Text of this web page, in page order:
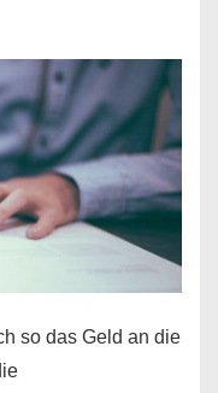
so das Geld an die